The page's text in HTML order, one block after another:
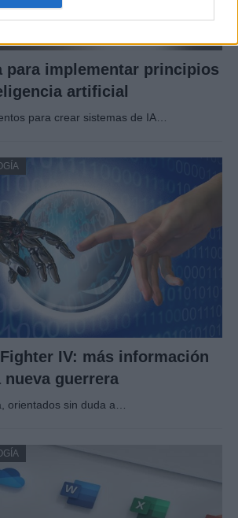
para implementar principios
artificial
para crear sistemas de IA…
IV: más información
guerrera
orientados sin duda a…